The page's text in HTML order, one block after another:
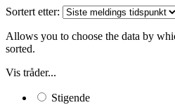
Sortert etter:
Allows you to choose the data by
sorted.
Vis tråder...
Stigende